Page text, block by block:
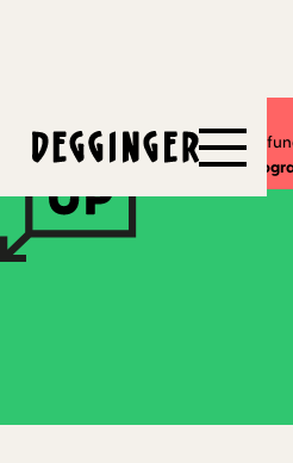
Dieses Event hat schon
gerne in unseremaktuellen
11.11.2024-17.11.2024